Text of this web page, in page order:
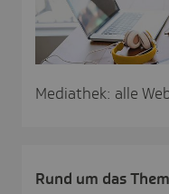
Mediathek: alle
Rund um das